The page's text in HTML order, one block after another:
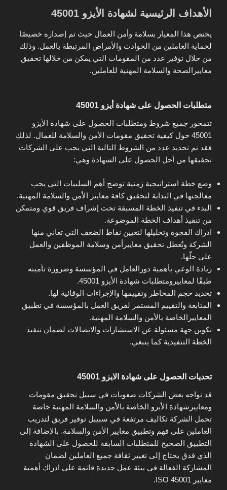
الأهداف الرئيسية لشهادة الأيزو 45001
يختص هذا المعيار بسلامة وأمن العمال حيث تم إصداره خصيصًا
لحماية العاملين من الحوادث والأمراض المرتبطة بالعمل. وذلك
من خلال توفير عدد من المقومات التي يمكن من خلالها تحقيق
معاييرالصحة والسلامة المهنية للعاملين.
متطلبات الحصول على شهادة أيزو 45001
تتمحور جميع شروط ومتطلبات الحصول على شهادة الأيزو
45001 حول كيفية تحقيق مقومات الأمن والسلامة للعمال. لذلك
فقد تم تحديد عدد من الشروط التالية التي يجب على الشركات
تحقيقها من أجل الحصول على الشهادة وهي:
وضع خطة استراتيجية زمنية توضح أهم السلبيات التي يجب
معالجتها في البداية لتحقيق كافة معايير الأمن والسلامة المهنية.
البدء في تنفيذ الخطة المسبقة تحت إشراف فريق قوي ومتمكن
من تنفيذ أهداف الخطة الموضوعة.
ادراك الفجوة وتحليلها لتعيين نقاط الضعف التي تعاني منها
الشركة وتٌعطل تحقيق معاييرأمن وسلامة الموظفين والعمل
على حلّها.
زيادة الوعي بأهمية دورالعامل في المؤسسة وضرورة تأمينه
طبقًا لمعاييرومتطلبات شهادة الأيزو 45001.
تحديد حجم المخاطر وتقييمها والإجراءات الوقائية لها.
المتابعة والتقييم المستمر لفريق العمل بالمؤسسة في تطبيق
المعاييرالخاصة بالأمن والسلامة المهنية.
تكوين جهة مسئولة عن الاستشارات والاتصالات لضمان تنفيذ
الخطة التنفيدية كما ينبغي.
تحديات الحصول على شهادة الايزو 45001
قد تواجه بعض الشركات صعوبات في سبيل تحقيق مقومات
ومعاييرشهادة الأيزو الخاصة بالأمن والسلامة المهنية خاصة
تحمل الشركة تكاليف مرتفعة في سبيبل توفير فريق لتدريب
العاملين على فهم وتطبيق معايير الأمن والسلامة. بالإضافة إلى
التطبيق الصحيح للمتطلبات السابقة للحصول على الشهادة
الذي قدق يحتاج إلى تغيير ثقافة جميع العاملين لضمان
المشاركة الفعالة في بيئة عمل جديدة قائمة على ادراك أهمية
معايير ISO 45001.